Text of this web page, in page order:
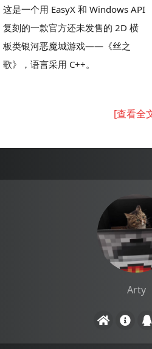
这是一个用 EasyX 和 Windows API
复刻的一款官方还未发售的 2D 横
板类银河恶魔城游戏——《丝之
歌》，语言采用 C++。
[查看全
Arty